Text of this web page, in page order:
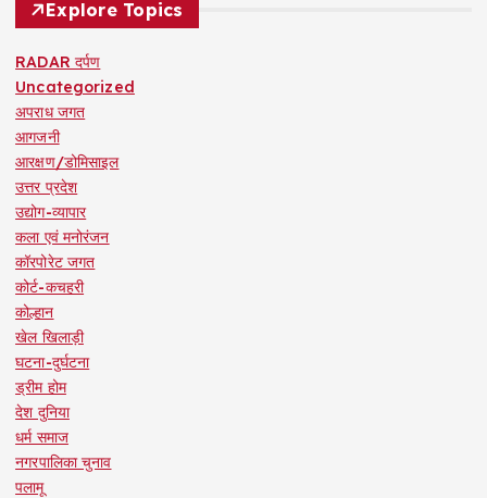
Explore Topics
RADAR दर्पण
Uncategorized
अपराध जगत
आगजनी
आरक्षण/डोमिसाइल
उत्तर प्रदेश
उद्योग-व्यापार
कला एवं मनोरंजन
कॉरपोरेट जगत
कोर्ट-कचहरी
कोल्हान
खेल खिलाड़ी
घटना-दुर्घटना
ड्रीम होम
देश दुनिया
धर्म समाज
नगरपालिका चुनाव
पलामू